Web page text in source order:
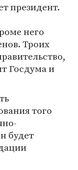
президент.
него
Троих
Госдума и
того
будет